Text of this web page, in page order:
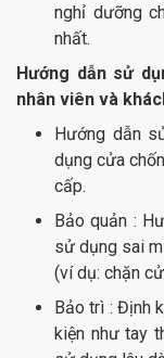
nghỉ dưỡng
nhất.
Hướng dẫn sử
nhân viên và
Hướng dẫn
dụng cửa
cấp.
Bảo quản :
sử dụng sai
(ví dụ: chặn
Bảo trì : Định
kiện như tay